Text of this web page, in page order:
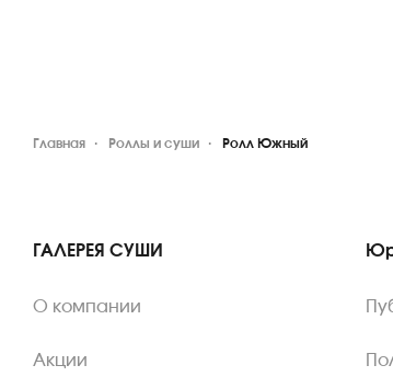
Главная Роллы и суши Ролл Южный
ГАЛЕРЕЯ СУШИ
О компании
Акции